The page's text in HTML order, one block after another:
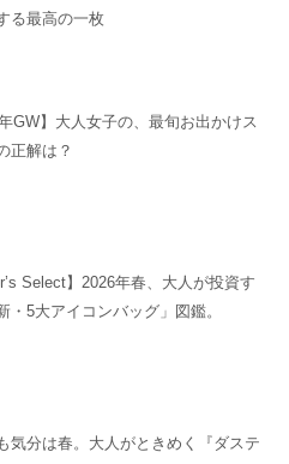
る最高の一枚
年GW】大人女子の、最旬お出かけス
正解は？
Select】2026年春、大人が投資す
・5大アイコンバッグ」図鑑。
気分は春。大人がときめく『ダステ